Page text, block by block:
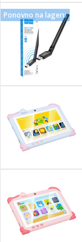
Vitrine
Sušilica
osigurači
Ponovno na lageru